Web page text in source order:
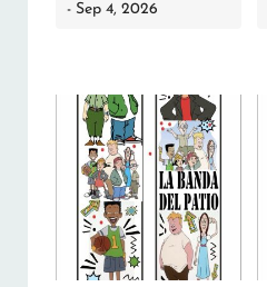
- Sep 4, 2026